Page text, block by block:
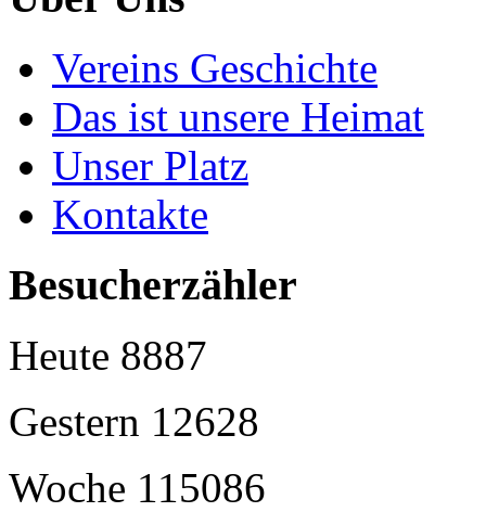
Vereins Geschichte
Das ist unsere Heimat
Unser Platz
Kontakte
Besucherzähler
Heute 8887
Gestern 12628
Woche 115086